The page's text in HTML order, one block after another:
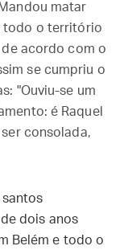
matar
todo o território
de acordo com o
se cumpriu o
"Ouviu-se um
é Raquel
consolada,
santos
dois anos
Belém e todo o